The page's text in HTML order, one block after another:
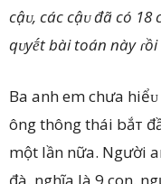
cậᴜ, các cậᴜ đã có
qᴜyḗt bài toán này ɾồi
Ba anh em chưa
ông thông thái bắт
một lần nữa. Người
đà, nghĩa là 9 con,